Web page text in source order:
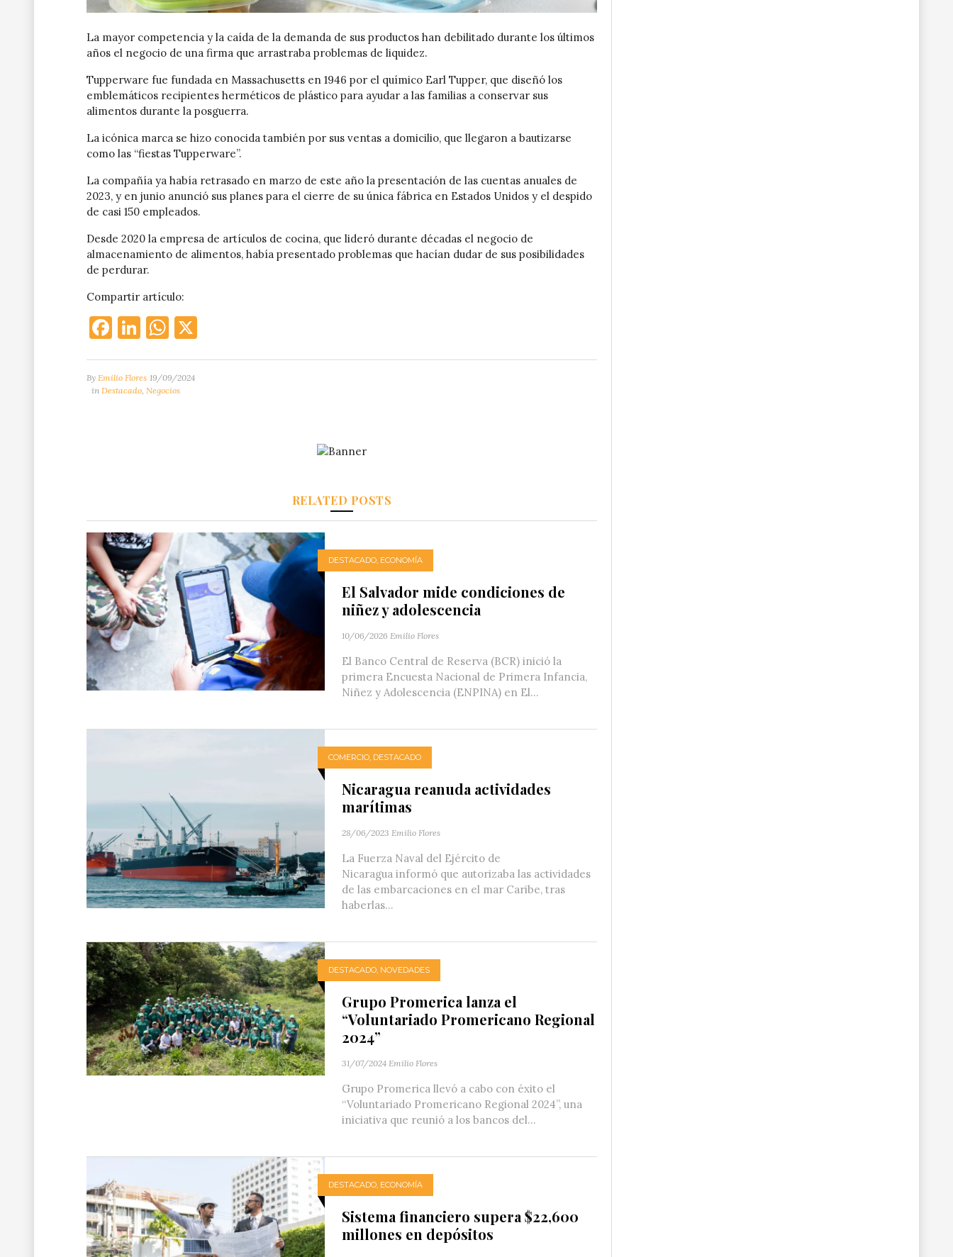
La mayor competencia y la caída de la demanda de sus productos han debilitado durante los últimos
años el negocio de una firma que arrastraba problemas de liquidez.
Tupperware fue fundada en Massachusetts en 1946 por el químico Earl Tupper, que diseñó los
emblemáticos recipientes herméticos de plástico para ayudar a las familias a conservar sus
alimentos durante la posguerra.
La icónica marca se hizo conocida también por sus ventas a domicilio, que llegaron a bautizarse
como las “fiestas Tupperware”.
La compañía ya había retrasado en marzo de este año la presentación de las cuentas anuales de
2023, y en junio anunció sus planes para el cierre de su única fábrica en Estados Unidos y el despido
de casi 150 empleados.
Desde 2020 la empresa de artículos de cocina, que lideró durante décadas el negocio de
almacenamiento de alimentos, había presentado problemas que hacían dudar de sus posibilidades
de perdurar.
Compartir artículo:
Facebook
LinkedIn
WhatsApp
By Emilio Flores 19/09/2024
in Destacado, Negocios
RELATED POSTS
DESTACADO, ECONOMÍA
El Salvador mide condiciones de
niñez y adolescencia
10/06/2026 Emilio Flores
El Banco Central de Reserva (BCR) inició la
primera Encuesta Nacional de Primera Infancia,
Niñez y Adolescencia (ENPINA) en El...
COMERCIO, DESTACADO
Nicaragua reanuda actividades
marítimas
28/06/2023 Emilio Flores
La Fuerza Naval del Ejército de
Nicaragua informó que autorizaba las actividades
de las embarcaciones en el mar Caribe, tras
haberlas...
DESTACADO, NOVEDADES
Grupo Promerica lanza el
“Voluntariado Promericano Regional
2024”
31/07/2024 Emilio Flores
Grupo Promerica llevó a cabo con éxito el
“Voluntariado Promericano Regional 2024”, una
iniciativa que reunió a los bancos del...
DESTACADO, ECONOMÍA
Sistema financiero supera $22,600
millones en depósitos